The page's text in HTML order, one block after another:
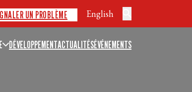
UN PROBLÈME English
DÉVELOPPEMENTACTUALITÉSÉVÉNEMENTS